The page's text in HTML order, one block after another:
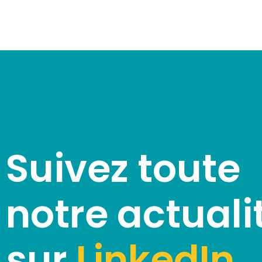
Suivez toute
notre